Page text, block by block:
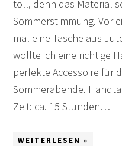
toll, denn das Material
Sommerstimmung. Vor
mal eine Tasche aus
wollte ich eine richtige
perfekte Accessoire für
Sommerabende.
Zeit: ca. 15 Stunden…
WEITERLESEN »